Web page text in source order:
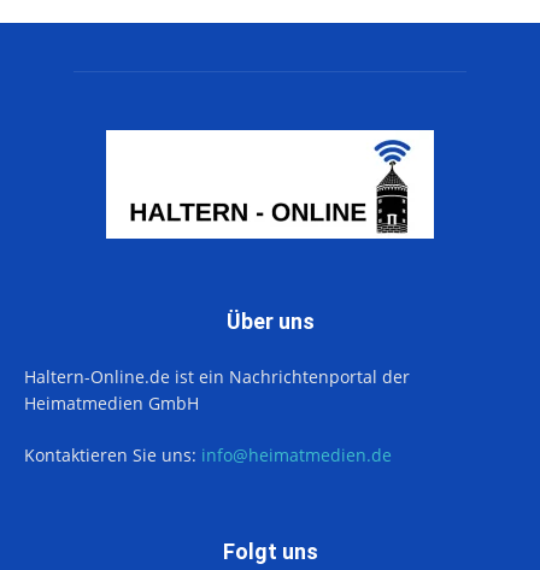
Über uns
Haltern-Online.de ist ein Nachrichtenportal der
Heimatmedien GmbH
Kontaktieren Sie uns: info@heimatmedien.de
Folgt uns